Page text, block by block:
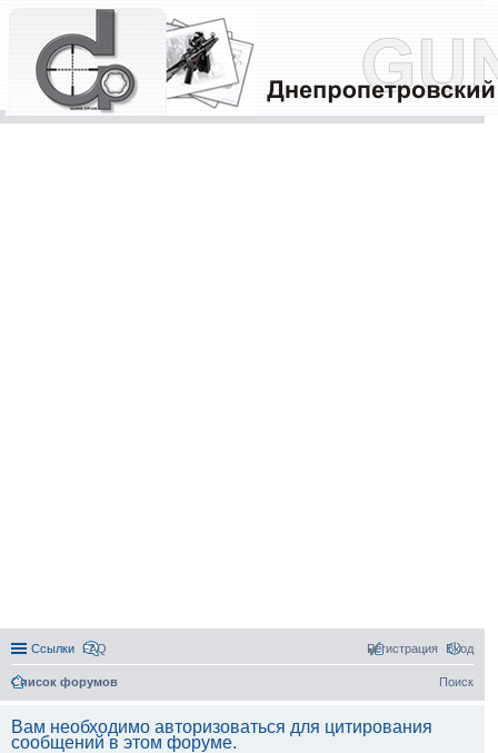
Ссылки FAQ Вход
Регистрация
Список форумов Поиск
Вам необходимо авторизоваться для цитирования
сообщений в этом форуме.